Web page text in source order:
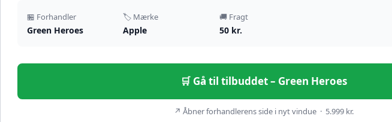
🏪 Forhandler
Green Heroes
🏷️ Mærke
Apple
🚚 Fragt
50 kr.
🛒 Gå til tilbuddet – Green Heroes
↗ Åbner forhandlerens side i nyt vindue · 5.999 kr.